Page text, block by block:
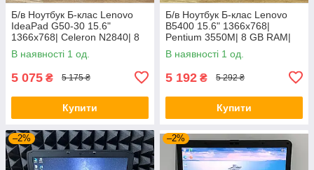
Б/в Ноутбук Б-клас Lenovo
IdeaPad G50-30 15.6"
1366x768| Celeron N2840| 8
GB RAM| 128 GB SSD| HD
В наявності 1 од.
5 075 ₴ 5 175 ₴
Купити
Б/в Ноутбук Б-клас Lenovo
B5400 15.6" 1366x768|
Pentium 3550M| 8 GB RAM|
128 GB SSD| HD
В наявності 1 од.
5 192 ₴ 5 292 ₴
Купити
–2% –2%